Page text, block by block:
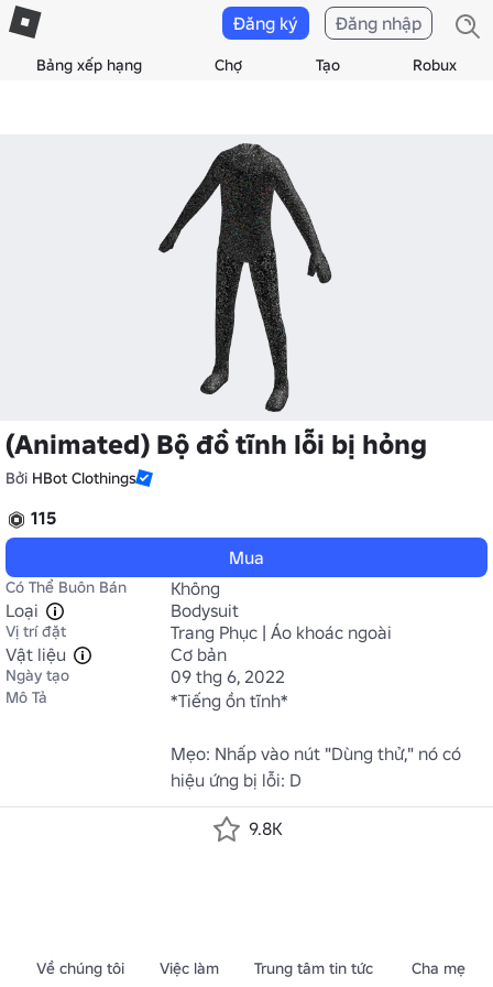
Bảng xếp hạng Chợ Tạo Robux
Đăng ký Đăng nhập
(Animated) Bộ đồ tĩnh lỗi bị hỏng
Bởi HBot Clothings
115
Mua
Có Thể Buôn Bán
Không
Loại
Bodysuit
Vị trí đặt
Trang Phục | Áo khoác ngoài
Vật liệu
Cơ bản
Ngày tạo 09 thg 6, 2022
Mô Tả *Tiếng ồn tĩnh*
Mẹo: Nhấp vào nút "Dùng thử," nó có
hiệu ứng bị lỗi: D
9.8K
Về chúng tôi Việc làm Trung tâm tin tức Cha mẹ